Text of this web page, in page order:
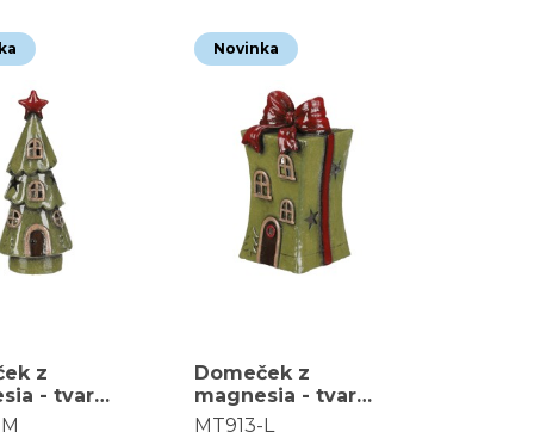
z
- tvar
LED
Novinka
Domeček z
magnesia - tvar
věže s mašlí, LED
MT913-L